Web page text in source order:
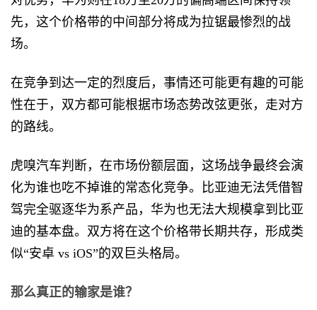
先，这个价格带的中间部分将成为拉锯最惨烈的战
场。
在竞争到达一定的烈度后，事情还可能更有趣的可能
性在于，双方都可能根据市场态势改弦更张，走对方
的路线。
虎嗅汽车判断，在市场份额层面，这场战争最终会演
化为谁也吃不掉谁的常态化竞争。比亚迪无法凭借智
驾完全驱逐华为系产品，华为也无法大规模拿到比亚
迪的基本盘。双方将在这个价格带长期共存，形成类
似“安卓 vs iOS”的双巨头格局。
那么真正的输家是谁？